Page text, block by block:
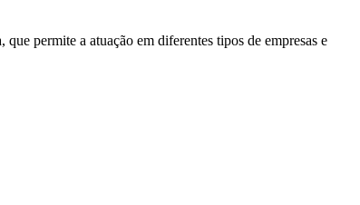
permite a atuação em diferentes tipos de empresas e